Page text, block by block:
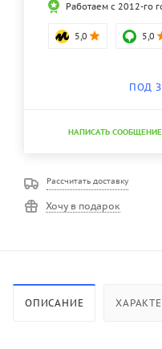
Работаем с 2012-го
5,0 5,0
ПОД
НАПИСАТЬ СООБЩЕНИЕ
Рассчитать доставку
Хочу в подарок
ОПИСАНИЕ